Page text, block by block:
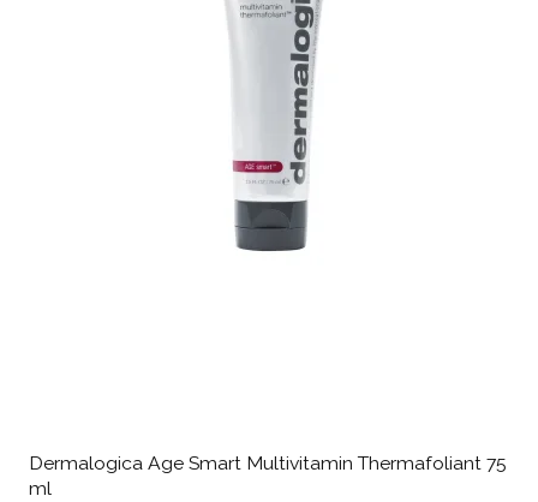
Dermalogica Age Smart Multivitamin Thermafoliant 75
ml